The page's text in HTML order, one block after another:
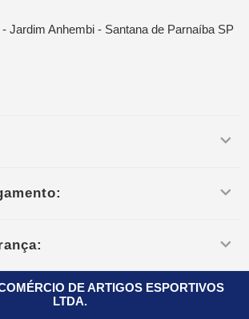
Jardim Anhembi - Santana de Parnaíba SP
DE ARTIGOS ESPORTIVOS
LTDA.